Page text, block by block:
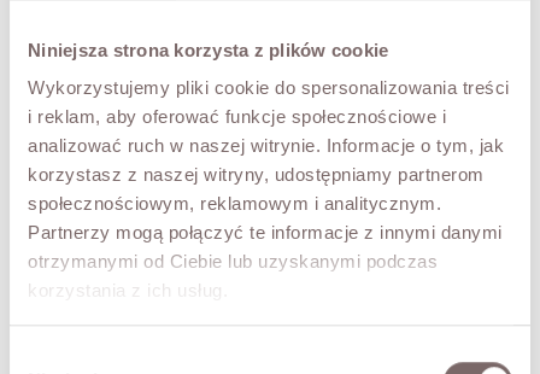
Niniejsza strona korzysta z plików cookie
Wykorzystujemy pliki cookie do spersonalizowania treści
i reklam, aby oferować funkcje społecznościowe i
analizować ruch w naszej witrynie. Informacje o tym, jak
korzystasz z naszej witryny, udostępniamy partnerom
społecznościowym, reklamowym i analitycznym.
Partnerzy mogą połączyć te informacje z innymi danymi
otrzymanymi od Ciebie lub uzyskanymi podczas
korzystania z ich usług.
POWIADOM MNIE
NOWOŚĆ! PRZYMIERZ WIRTUALNIE
OPIS
Elegancki, długi płaszcz o ponadczasowym kroju. Miękka,
przyjemna w dotyku faktura zapewnia komfort noszenia w
chłodniejsze dni. Prosty fason z zapięciem na guziki i
charakteru. Idealny na jesień i zimę — świetnie komponuje